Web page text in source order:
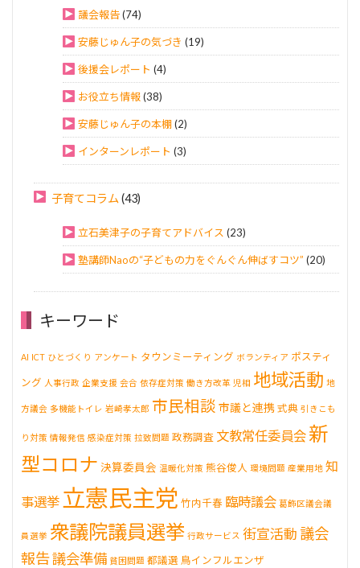
議会報告(74)
安藤じゅん子の気づき (19)
後援会レポート (4)
お役立ち情報(38)
安藤じゅん子の本棚(2)
インターンレポート (3)
子育てコラム (43)
立石美津子の子育てアドバイス (23)
塾講師Naoの“子どもの力をぐんぐん伸ばすコツ” (20)
キーワード
AI ICT ひとづくり アンケート タウンミーティング ボランティア ポスティ
ング 人事行政 企業支援 会合 依存症対策 働き方改革 児相 地域活動 地
方議会 多機能トイレ 岩崎孝太郎 市民相談 市議と連携 式典 引きこも
り対策 情報発信 感染症対策 拉致問題 政務調査 文教常任委員会 新
型コロナ 決算委員会 温暖化対策 熊谷俊人 環境問題 産業用地 知
事選挙 立憲民主党 竹内千春 臨時議会 葛飾区議会議
員選挙 衆議院議員選挙 行政サービス 街宣活動 議会
報告議会準備 貧困問題 都議選 鳥インフルエンザ